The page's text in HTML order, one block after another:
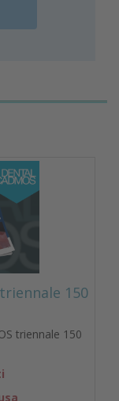
triennale 150
triennale 150